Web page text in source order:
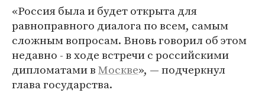
«Россия была и будет открыта для
равноправного диалога по всем, самым
сложным вопросам. Вновь говорил об этом
недавно - в ходе встречи с российскими
дипломатами вМоскве», — подчеркнул
глава государства.